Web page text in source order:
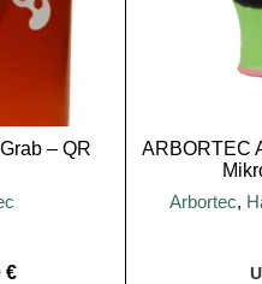
– QR
€
ARBORTEC
Arbortec,